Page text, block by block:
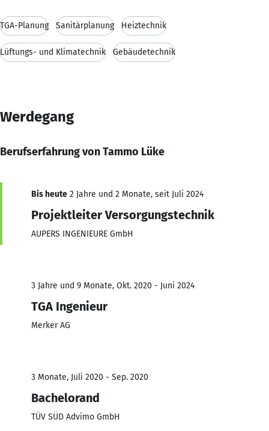
TGA-Planung Sanitärplanung Heiztechnik
Lüftungs- und Klimatechnik Gebäudetechnik
Werdegang
Berufserfahrung von Tammo Lüke
Bis heute 2 Jahre und 2 Monate, seit Juli 2024
Projektleiter Versorgungstechnik
AUPERS INGENIEURE GmbH
3 Jahre und 9 Monate, Okt. 2020 - Juni 2024
TGA Ingenieur
Merker AG
3 Monate, Juli 2020 - Sep. 2020
Bachelorand
TÜV SÜD Advimo GmbH